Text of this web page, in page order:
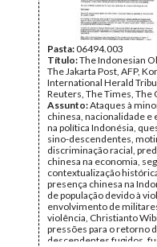
Pasta:06494.003
Título:The Indonesian
The Jakarta Post, AFP,
International Herald
Reuters, The Times, The
Assunto:Ataques à
chinesa, nacionalidade e
na política Indonésia,
sino-descendentes,
discriminação racial,
chinesa na economia,
contextualização
presença chinesa na
de população devido à
envolvimento de
violência, Christianto
pressões para o retorno
descendentes fugidos,